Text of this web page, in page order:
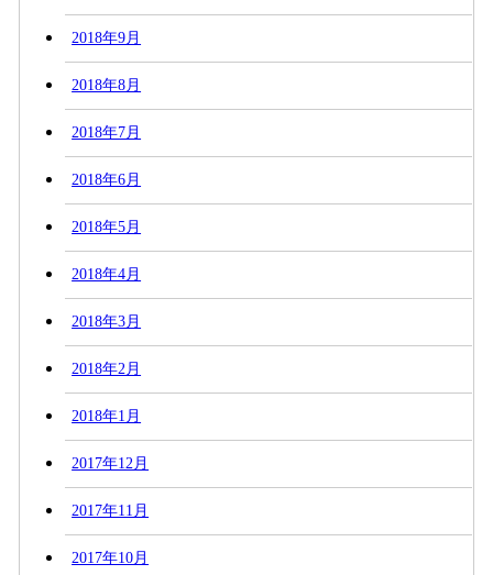
2018年9月
2018年8月
2018年7月
2018年6月
2018年5月
2018年4月
2018年3月
2018年2月
2018年1月
2017年12月
2017年11月
2017年10月